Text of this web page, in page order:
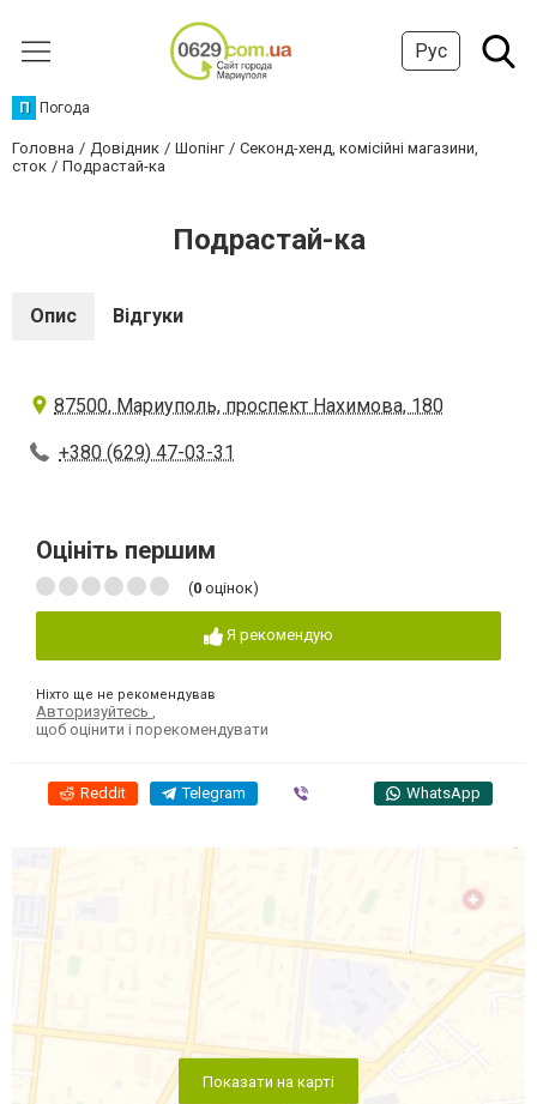
Рус
П Погода
Головна Довідник Шопінг
Секонд-хенд, комісійні магазини,
сток
Подрастай-ка
Подрастай-ка
Опис Відгуки
87500, Мариуполь, проспект Нахимова, 180
+380 (629) 47-03-31
Оцініть першим
(0 оцінок)
Я рекомендую
Ніхто ще не рекомендував
Авторизуйтесь
щоб оцінити і порекомендувати
Reddit Telegram WhatsApp
Показати на карті